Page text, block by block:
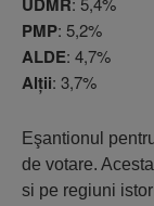
PMP: 5,2%
ALDE: 4,7%
Alţii: 3,7%
Eşantionul
de votare.
si pe regiuni